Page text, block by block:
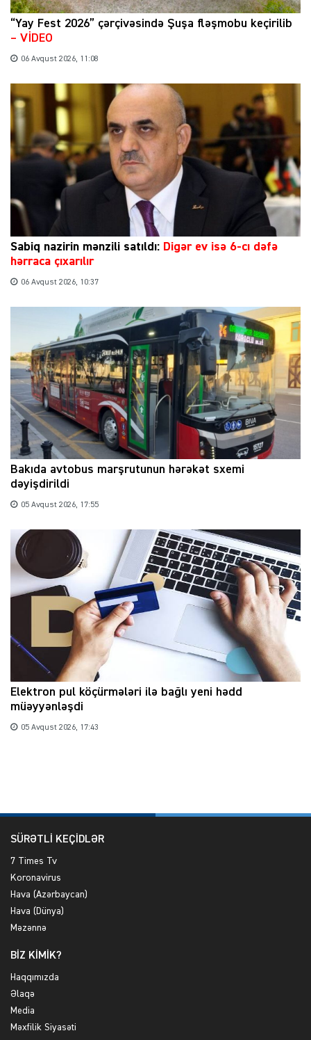
“Yay Fest 2026” çərçivəsində Şuşa fləşmobu keçirilib
– VİDEO
06 Avqust 2026, 11:08
Sabiq nazirin mənzili satıldı: Digər ev isə 6-cı dəfə
hərraca çıxarılır
06 Avqust 2026, 10:37
Bakıda avtobus marşrutunun hərəkət sxemi
dəyişdirildi
05 Avqust 2026, 17:55
Elektron pul köçürmələri ilə bağlı yeni hədd
müəyyənləşdi
05 Avqust 2026, 17:43
SÜRƏTLİ KEÇİDLƏR
7 Times Tv
Koronavirus
Hava (Azərbaycan)
Hava (Dünya)
Məzənnə
BİZ KİMİK?
Haqqımızda
Əlaqə
Media
Məxfilik Siyasəti